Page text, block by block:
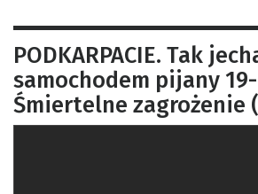
PODKARPACIE. Tak
samochodem pijany
Śmiertelne zagrożenie